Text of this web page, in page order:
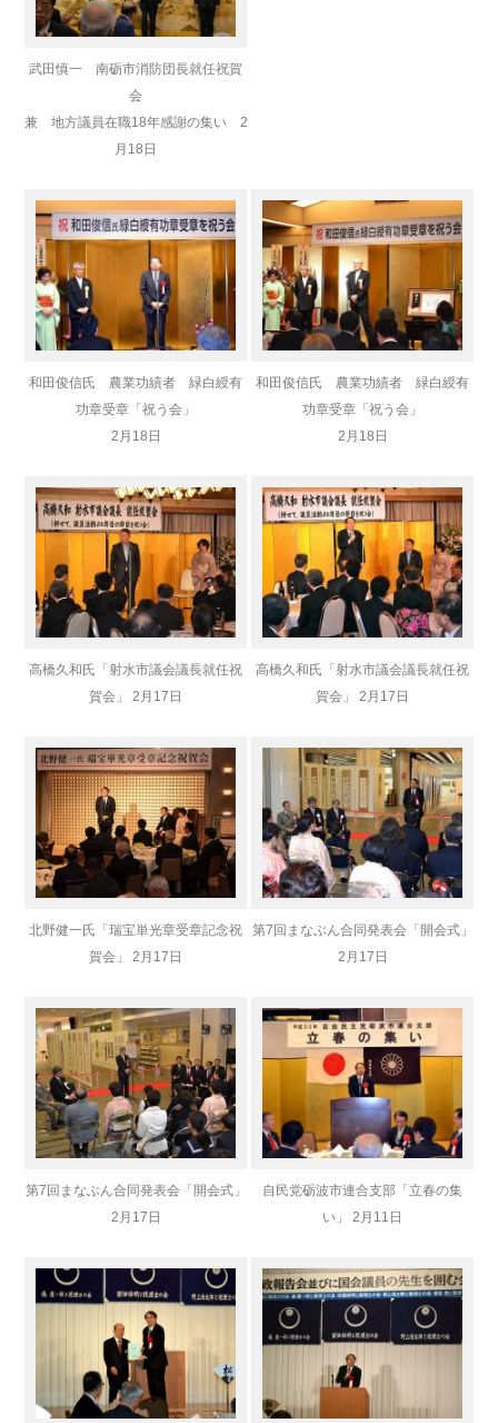
武田慎一 南砺市消防団長就任祝賀
会
兼 地方議員在職18年感謝の集い 2
月18日
和田俊信氏 農業功績者 緑白綬有
功章受章「祝う会」
2月18日
和田俊信氏 農業功績者 緑白綬有
功章受章「祝う会」
2月18日
高橋久和氏「射水市議会議長就任祝
賀会」 2月17日
高橋久和氏「射水市議会議長就任祝
賀会」 2月17日
北野健一氏「瑞宝単光章受章記念祝
賀会」 2月17日
第7回まなぶん合同発表会「開会式」
2月17日
第7回まなぶん合同発表会「開会式」
2月17日
自民党砺波市連合支部「立春の集
い」 2月11日